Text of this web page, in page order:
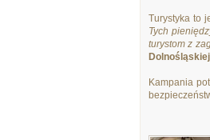
Turystyka to
Tych
turystom z
Kampania